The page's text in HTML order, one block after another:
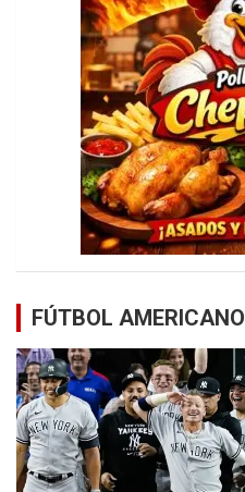
FÚTBOL AMERICANO